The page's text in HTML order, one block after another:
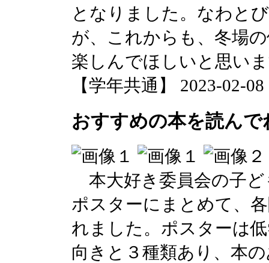
となりました。なわと
が、これからも、冬場
楽しんでほしいと思い
【学年共通】 2023-02-
おすすめの本を読んで
本大好き委員会の子
ポスターにまとめて、
れました。ポスターは
向きと３種類あり、本